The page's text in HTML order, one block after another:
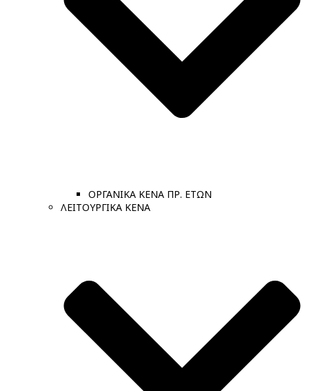
ΟΡΓΑΝΙΚΑ ΚΕΝΑ ΠΡ. ΕΤΩΝ
ΛΕΙΤΟΥΡΓΙΚΑ ΚΕΝΑ